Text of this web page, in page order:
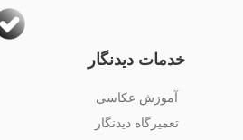
خدمات دیدنگار
آموزش عکاسی
تعمیرگاه دیدنگار